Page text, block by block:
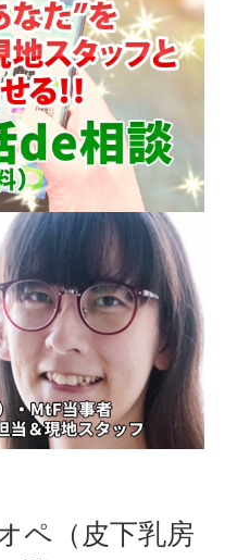
ペ（皮下乳房